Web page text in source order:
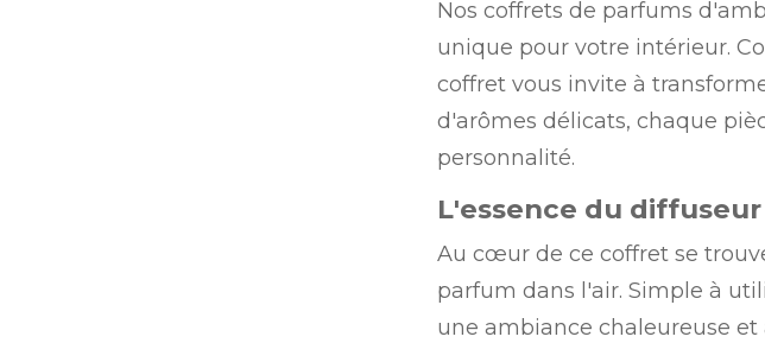
Nos coffrets de parfums
unique pour votre intérieur.
coffret vous invite à
d'arômes délicats, chaque
personnalité.
L'essence du
Au cœur de ce coffret se
parfum dans l'air. Simple à
une ambiance chaleureuse et